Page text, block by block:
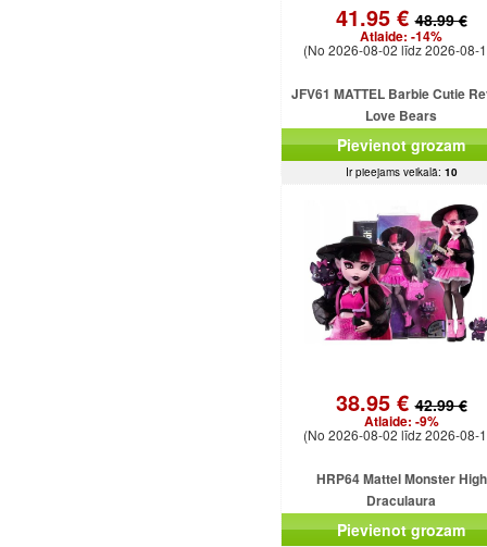
41.95 €48.99 €
Atlaide: -14%
(No 2026-08-02 līdz 2026-08-
JFV61 MATTEL Barbie Cutie
Love Bears
Pievienot grozam
Ir pieejams veikalā: 10
38.95 €42.99 €
Atlaide: -9%
(No 2026-08-02 līdz 2026-08-
HRP64 Mattel Monster High
Draculaura
Pievienot grozam